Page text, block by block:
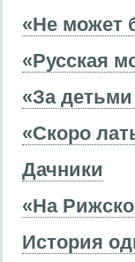
«Не может
«Русская
«За
«Скоро
Дачники
«На
История